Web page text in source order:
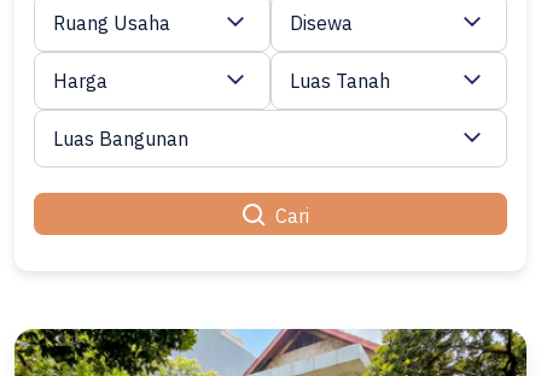
Cari
Ruang Usaha Disewa
Harga Luas Tanah
Luas Bangunan